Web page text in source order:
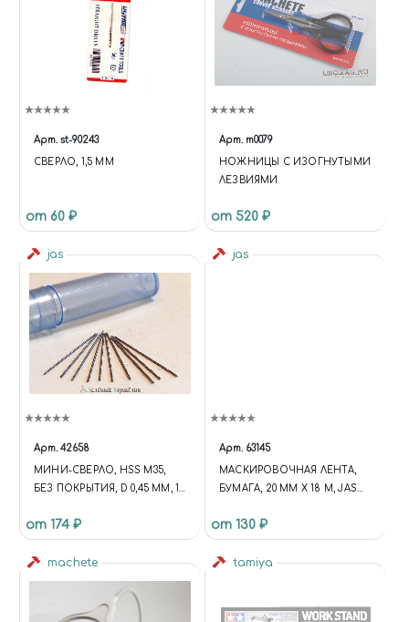
Арт. st-90243
СВЕРЛО, 1,5 ММ
от 60 ₽
Арт. m0079
НОЖНИЦЫ С ИЗОГНУТЫМИ
ЛЕЗВИЯМИ
от 520 ₽
jas
Арт. 42658
МИНИ-СВЕРЛО, HSS M35,
БЕЗ ПОКРЫТИЯ, D 0,45 ММ, 10
от 174 ₽
jas
Арт. 63145
МАСКИРОВОЧНАЯ ЛЕНТА,
БУМАГА, 20 ММ Х 18 М, JAS
от 130 ₽
machete tamiya